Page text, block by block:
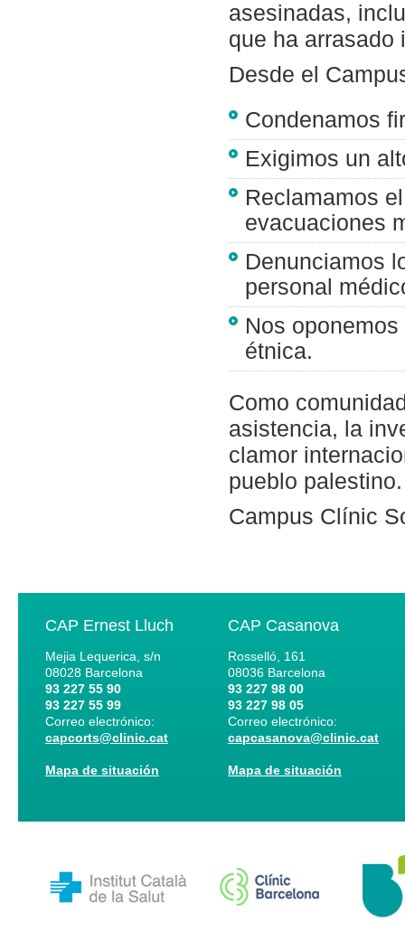
asesinadas,
que ha arrasado
Desde el
Condenamos
Exigimos un
Reclamamos
evacuaciones
Denunciamos
personal
Nos
étnica.
Como
asistencia, la
clamor
pueblo palestino.
Campus Clínic
CAP Ernest Lluch
Mejia Lequerica, s/n
08028 Barcelona
93 227 55 90
93 227 55 99
Correo electrónico:
capcorts@clinic.cat
Mapa de situación
CAP Casanova
Rosselló, 161
08036 Barcelona
93 227 98 00
93 227 98 05
Correo electrónico:
capcasanova@clinic.cat
Mapa de situación